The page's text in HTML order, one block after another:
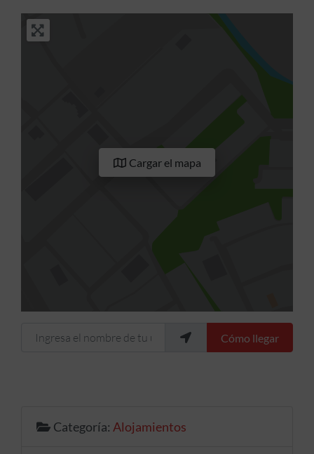
Cargar el mapa
Ingresa el nombre de tu ubicación Cómo llegar
Categoría: Alojamientos